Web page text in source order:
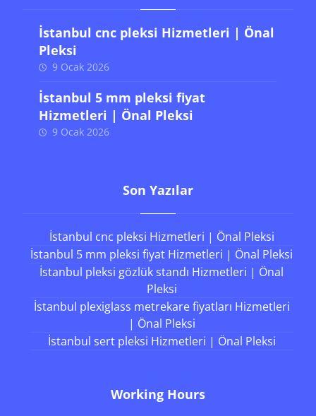
İstanbul cnc pleksi Hizmetleri | Önal
Pleksi
9 Ocak 2026
İstanbul 5 mm pleksi fiyat
Hizmetleri | Önal Pleksi
9 Ocak 2026
Son Yazılar
İstanbul cnc pleksi Hizmetleri | Önal Pleksi
İstanbul 5 mm pleksi fiyat Hizmetleri | Önal Pleksi
İstanbul pleksi gözlük standı Hizmetleri | Önal
Pleksi
İstanbul plexiglass metrekare fiyatları Hizmetleri
| Önal Pleksi
İstanbul sert pleksi Hizmetleri | Önal Pleksi
Working Hours